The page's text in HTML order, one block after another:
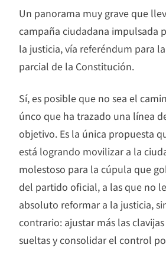
Un panorama muy grave que
campaña ciudadana impulsada
la justicia, vía referéndum para
parcial de la Constitución.
Sí, es posible que no sea el
únco que ha trazado una línea
objetivo. Es la única propuesta
está logrando movilizar a la
molestoso para la cúpula que
del partido oficial, a las que no
absoluto reformar a la justicia,
contrario: ajustar más las
sueltas y consolidar el control